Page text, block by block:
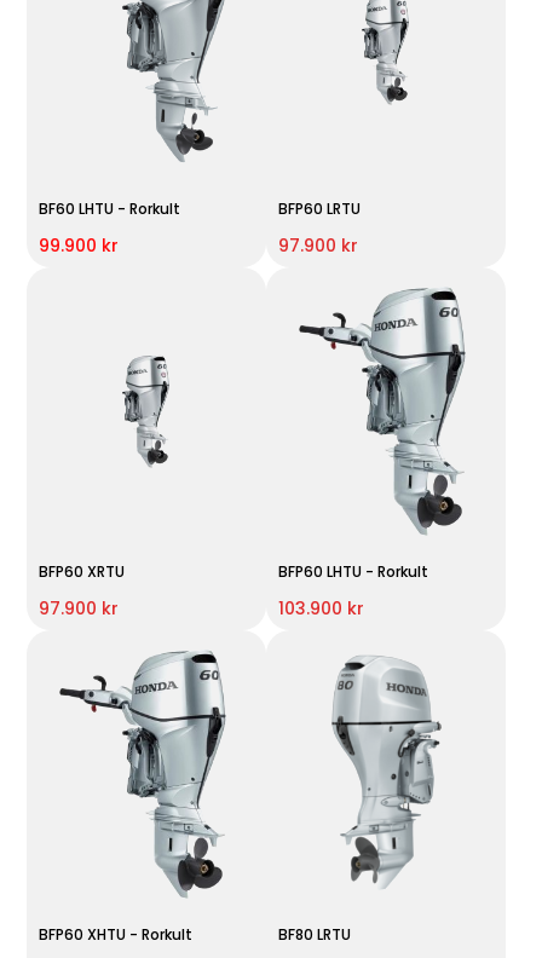
BF60 LHTU - Rorkult
99.900 kr
BFP60 LRTU
97.900 kr
BFP60 XRTU
97.900 kr
BFP60 LHTU - Rorkult
103.900 kr
BFP60 XHTU - Rorkult BF80 LRTU